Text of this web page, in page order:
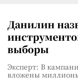
Данилин
выборы
Эксперт: В
вложены